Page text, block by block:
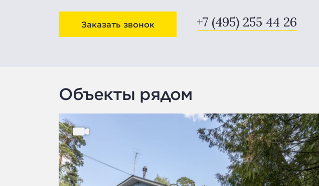
Заказать звонок +7 (495) 255 44 26
Объекты рядом